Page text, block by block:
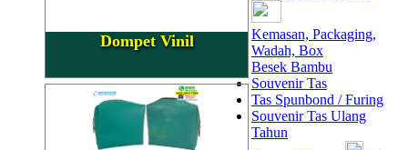
Dompet Vinil
Kemasan, Packaging,
Wadah, Box
Besek Bambu
Souvenir Tas
Tas Spunbond / Furing
Souvenir Tas Ulang
Tahun